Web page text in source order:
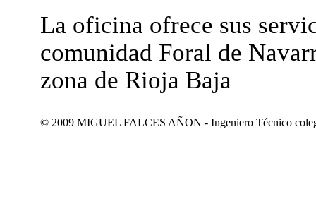
La oficina ofrece sus
comunidad Foral de
zona de Rioja Baja
© 2009 MIGUEL FALCES AÑON - Ingeniero Técnico